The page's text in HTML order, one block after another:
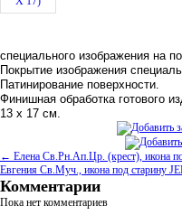
специального изображения на
Покрытие изображения
Патинирование поверхности.
Финишная обработка готового
13 х 17 см.
← Елена Св.Рн.Ап.Цр. (крест), икона
Евгения Св.Муч., икона под старину
Комментарии
Пока нет комментариев